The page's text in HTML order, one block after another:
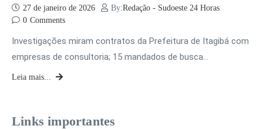
27 de janeiro de 2026 By:Redação - Sudoeste 24 Horas
0 Comments
Investigações miram contratos da Prefeitura de Itagibá com
empresas de consultoria; 15 mandados de busca…
Leia mais...
Links importantes